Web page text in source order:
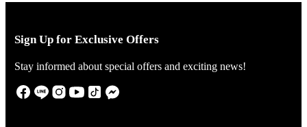
Sign Up for Exclusive Offers
Stay informed about special offers and exciting news!